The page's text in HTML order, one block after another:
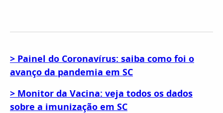
> Painel do Coronavírus: saiba como foi o
avanço da pandemia em SC
> Monitor da Vacina: veja todos os dados
sobre a imunização em SC